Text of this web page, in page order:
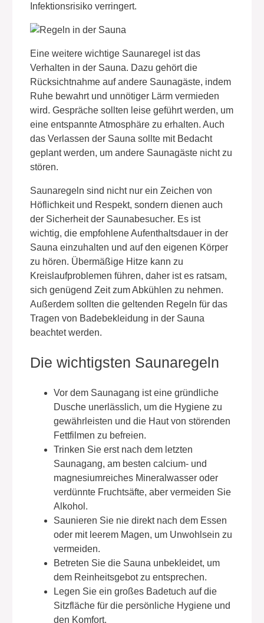
Infektionsrisiko verringert.
Eine weitere wichtige Saunaregel ist das
Verhalten in der Sauna. Dazu gehört die
Rücksichtnahme auf andere Saunagäste, indem
Ruhe bewahrt und unnötiger Lärm vermieden
wird. Gespräche sollten leise geführt werden, um
eine entspannte Atmosphäre zu erhalten. Auch
das Verlassen der Sauna sollte mit Bedacht
geplant werden, um andere Saunagäste nicht zu
stören.
Saunaregeln sind nicht nur ein Zeichen von
Höflichkeit und Respekt, sondern dienen auch
der Sicherheit der Saunabesucher. Es ist
wichtig, die empfohlene Aufenthaltsdauer in der
Sauna einzuhalten und auf den eigenen Körper
zu hören. Übermäßige Hitze kann zu
Kreislaufproblemen führen, daher ist es ratsam,
sich genügend Zeit zum Abkühlen zu nehmen.
Außerdem sollten die geltenden Regeln für das
Tragen von Badebekleidung in der Sauna
beachtet werden.
Die wichtigsten Saunaregeln
Vor dem Saunagang ist eine gründliche
Dusche unerlässlich, um die Hygiene zu
gewährleisten und die Haut von störenden
Fettfilmen zu befreien.
Trinken Sie erst nach dem letzten
Saunagang, am besten calcium- und
magnesiumreiches Mineralwasser oder
verdünnte Fruchtsäfte, aber vermeiden Sie
Alkohol.
Saunieren Sie nie direkt nach dem Essen
oder mit leerem Magen, um Unwohlsein zu
vermeiden.
Betreten Sie die Sauna unbekleidet, um
dem Reinheitsgebot zu entsprechen.
Legen Sie ein großes Badetuch auf die
Sitzfläche für die persönliche Hygiene und
den Komfort.